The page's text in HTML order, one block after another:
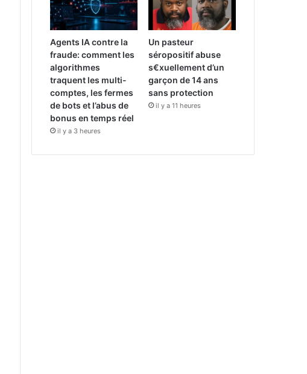
Agents IA contre la
fraude: comment les
algorithmes
traquent les multi-
comptes, les fermes
de bots et l’abus de
bonus en temps réel
il y a 3 heures
Un pasteur
séropositif abuse
s€xuellement d’un
garçon de 14 ans
sans protection
il y a 11 heures